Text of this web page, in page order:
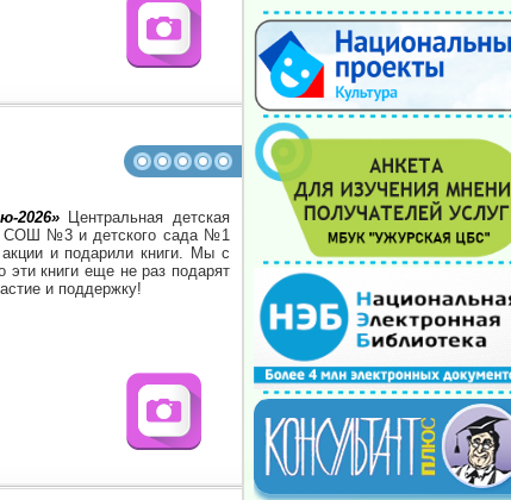
2026»Центральная детская
СОШ №3 и детского сада №1
и подарили книги. Мы с
книги еще не раз подарят
и поддержку!